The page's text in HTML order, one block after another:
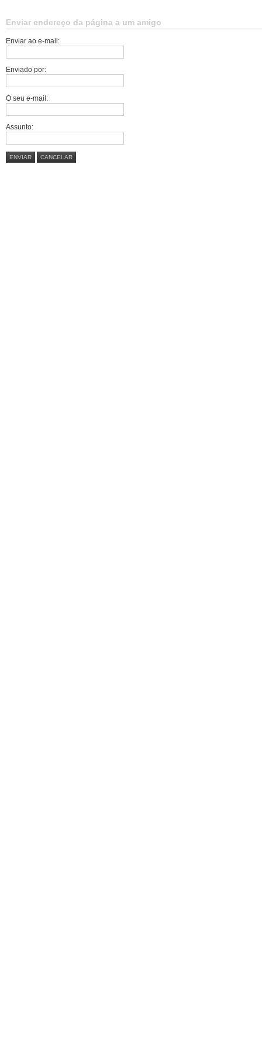
Enviar endereço da página a um amigo
Enviar ao e-mail:
Enviado por:
O seu e-mail:
Assunto:
ENVIAR CANCELAR